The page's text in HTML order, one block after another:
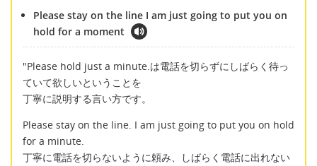
Please stay on the line I am just going to put you on
hold for a moment
"Please hold just a minute.は電話を切らずにしばらく待っ
ていて欲しいということを
丁寧に説明する言い方です。
Please stay on the line. I am just going to put you on hold
for a minute.
丁寧に電話を切らないように頼み、しばらく電話に出れない